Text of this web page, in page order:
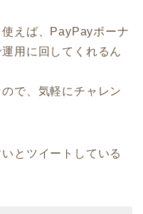
えば、PayPayボーナ
用に回してくれるん
で、気軽にチャレン
とツイートしている